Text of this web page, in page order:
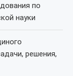
по
науки
решения,